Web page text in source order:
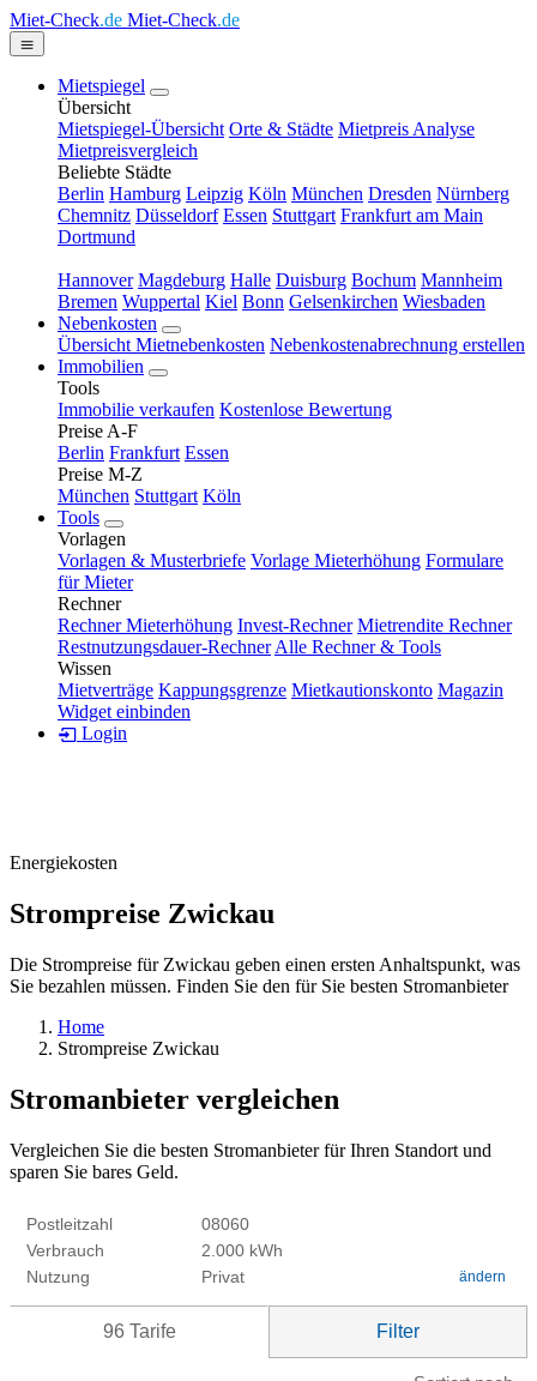
Miet-Check.de Miet-Check.de
Mietspiegel
Übersicht
Mietspiegel-Übersicht Orte & Städte Mietpreis Analyse
Mietpreisvergleich
Beliebte Städte
Berlin Hamburg Leipzig Köln München Dresden Nürnberg
Chemnitz Düsseldorf Essen Stuttgart Frankfurt am Main
Dortmund
Hannover Magdeburg Halle Duisburg Bochum Mannheim
Bremen Wuppertal Kiel Bonn Gelsenkirchen Wiesbaden
Nebenkosten
Übersicht Mietnebenkosten Nebenkostenabrechnung erstellen
Immobilien
Tools
Immobilie verkaufen Kostenlose Bewertung
Preise A-F
Berlin Frankfurt Essen
Preise M-Z
München Stuttgart Köln
Tools
Vorlagen
Vorlagen & Musterbriefe Vorlage Mieterhöhung Formulare
für Mieter
Rechner
Rechner Mieterhöhung Invest-Rechner Mietrendite Rechner
Restnutzungsdauer-Rechner Alle Rechner & Tools
Wissen
Mietverträge Kappungsgrenze Mietkautionskonto Magazin
Widget einbinden
Login
Energiekosten
Strompreise Zwickau
Die Strompreise für Zwickau geben einen ersten Anhaltspunkt, was
Sie bezahlen müssen. Finden Sie den für Sie besten Stromanbieter
Home
Strompreise Zwickau
Stromanbieter vergleichen
Vergleichen Sie die besten Stromanbieter für Ihren Standort und
sparen Sie bares Geld.